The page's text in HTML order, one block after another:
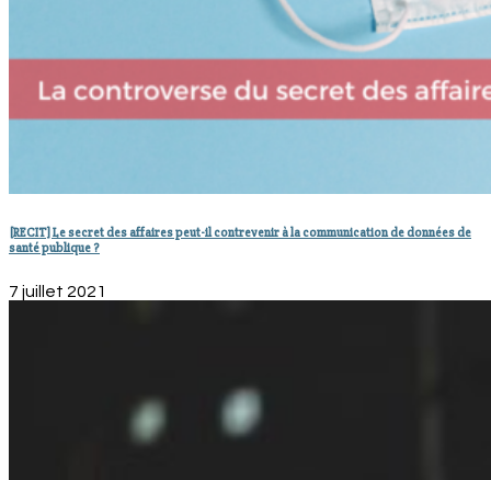
[RECIT] Le secret des affaires peut-il contrevenir à la communication de données de
santé publique ?
7 juillet 2021